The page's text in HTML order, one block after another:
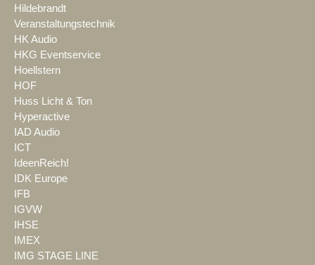
Hildebrandt
Veranstaltungstechnik
HK Audio
HKG Eventservice
Hoellstern
HOF
Huss Licht & Ton
Hyperactive
IAD Audio
ICT
IdeenReich!
IDK Europe
IFB
IGVW
IHSE
IMEX
IMG STAGE LINE